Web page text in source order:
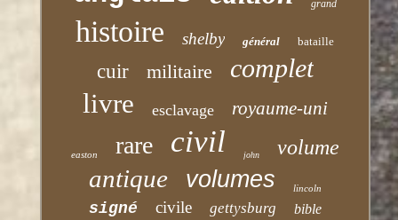
grand
histoire shelby général bataille
cuir militaire complet
livre esclavage royaume-uni
easton rare civil john volume
antique volumes lincoln
signé civile gettysburg bible